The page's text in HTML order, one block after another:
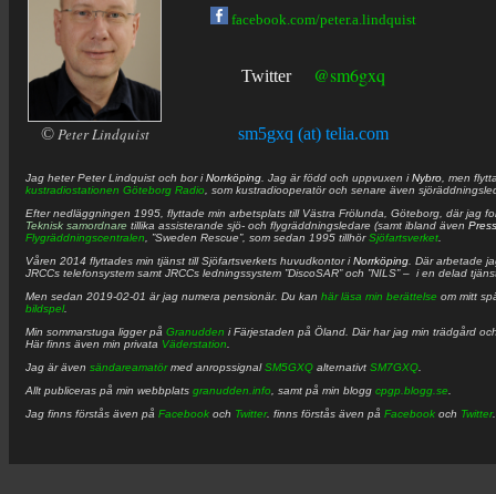
© Peter Lindquist
facebook.com/peter.a.lindquist
Twitter @sm6gxq
sm5gxq (at) telia.com
Jag heterPeter Lindquist och bor iNorrköping . Jag är född och uppvuxen iNybro , men
kustradiostationen Göteborg Radio , som kustradiooperatör och senare även
Efter nedläggningen 1995, flyttade min arbetsplats till Västra Frölunda, Göteborg, där jag
Teknisk samordnare tillika assisterande sjö- och flygräddningsledare (samt ibland även
Flygräddningscentralen , ”Sweden Rescue”, som sedan 1995 tillhörSjöfartsverket
Våren 2014 flyttades min tjänst till Sjöfartsverkets huvudkontor iNorrköping . Där arbetade
JRCCs telefonsystem samt JRCCs ledningssystem ”DiscoSAR” och ”NILS” – i en delad
Men sedan 2019-02-01 är jag numera pensionär. Du kan här läsa min berättelse om mitt
bildspel.
Min sommarstuga ligger på Granudden i Färjestaden på Öland. Där har jag min trädgård
Här finns även min privata Väderstation
Jag är även sändareamatörmed anropssignalSM5GXQ alternativt SM7GXQ
Allt publiceras på min webbplats granudden.info , samt på min blogg cpgp.blogg.se
Jag finns förstås även på Facebook och Twitter. finns förstås även på Facebook och Twitter.